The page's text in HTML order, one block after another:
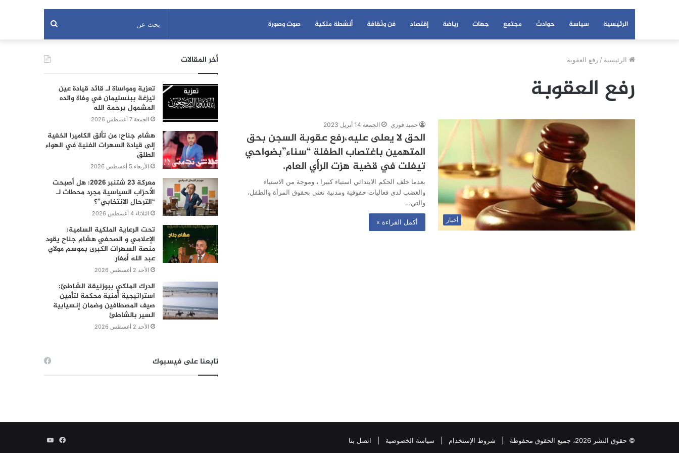
الرئيسية سياسة حوادث مجتمع جهات رياضة إقتصاد فن وثقافة أنشطة ملكية صوت وصورة بحث
عن
الرئيسية / رفع العقوبة
رفع العقوبة
أخبار
حميد فوزي الجمعة 14 أبريل 2023
الحق لا يعلى عليه،رفع عقوبة السجن بحق
المتهمين باغتصاب الطفلة “سناء”بضواحي
تيفلت في قضية هزت الرأي العام.
بعدما خلف الحكم الابتدائي استياء كبيرا ، وموجة من الاستياء
والغضب لدى فعاليات حقوقية ومدنية تعنى بحقوق المرأة والطفل،
والتي…
أكمل القراءة »
أخر المقالات
تعزية ومواساة لـ قائد قيادة عين
تيزغة ببنسليمان في وفاة والده
المشمول برحمة الله
الجمعة 7 أغسطس 2026
هشام جناح: من تألق الكاميرا الخفية
إلى قيادة السهرات الفنية في الهواء
الطلق
الأربعاء 5 أغسطس 2026
معركة 23 شتنبر 2026: هل أصبحت
الأحزاب السياسية مجرد محطات لـ
“الترحال الانتخابي”؟
الثلاثاء 4 أغسطس 2026
تحت الرعاية الملكية السامية:
الإعلامي و الصحفي هشام جناح يقود
منصة السهرات الكبرى بموسم مولاي
عبد الله أمغار
الأحد 2 أغسطس 2026
الدرك الملكي ببوزنيقة الشاطئ:
استراتيجية أمنية محكمة لتأمين
صيف المصطافين وضمان إنسيابية
السير بالشاطئ
الأحد 2 أغسطس 2026
تابعنا على فيسبوك
© حقوق النشر 2026، جميع الحقوق محفوظة | شروط الإستخدام سياسة الخصوصية اتصل بنا فيسبوكيوتيوب